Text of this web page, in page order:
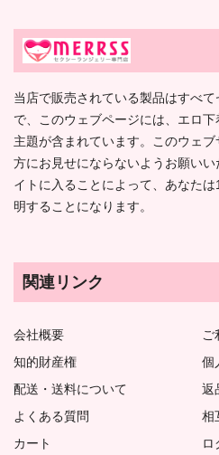
当店で販売されている製品はすべ
で、このウェブページには、エロ
主題が含まれています。このウェ
方にお見せにならないようお願い
イトに入ることによって、あなた
明することになります。
関連リンク
会社概要
ご
知的財産権
個
配送・送料について
返
よくある質問
相
カート
ロ